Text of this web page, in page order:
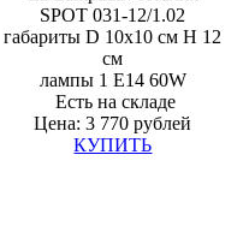
SPOT 031-12/1.02
габариты D 10x10 см H 12
см
лампы 1 E14 60W
Есть на складе
Цена: 3 770 рублей
КУПИТЬ